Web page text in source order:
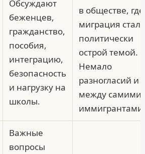
Обсуждают
беженцев,
гражданство,
пособия,
интеграцию,
безопасность
и нагрузку на
школы.
в обществе, где
миграция стала
политически
острой темой.
Немало
разногласий и
между самими
иммигрантами.
Важные
вопросы